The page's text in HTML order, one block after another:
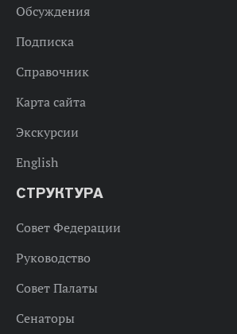
Обсуждения
Подписка
Справочник
Карта сайта
Экскурсии
English
СТРУКТУРА
Совет Федерации
Руководство
Совет Палаты
Сенаторы